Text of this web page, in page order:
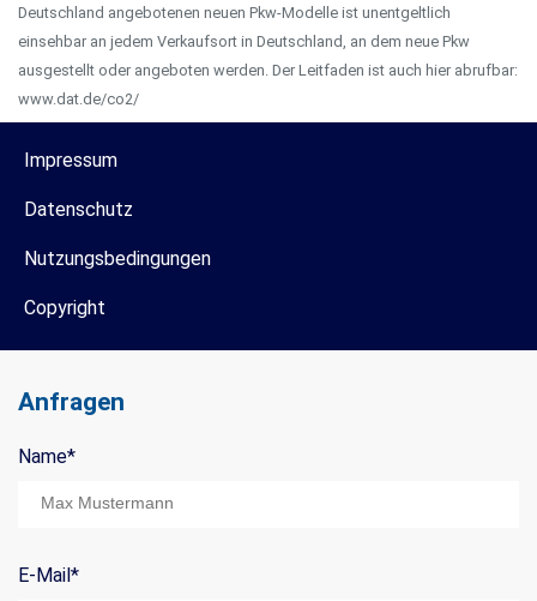
Deutschland angebotenen neuen Pkw-Modelle ist unentgeltlich
einsehbar an jedem Verkaufsort in Deutschland, an dem neue Pkw
ausgestellt oder angeboten werden. Der Leitfaden ist auch hier abrufbar:
www.dat.de/co2/
Impressum
Datenschutz
Nutzungsbedingungen
Copyright
Anfragen
Mail Title:
Name*
E-Mail*